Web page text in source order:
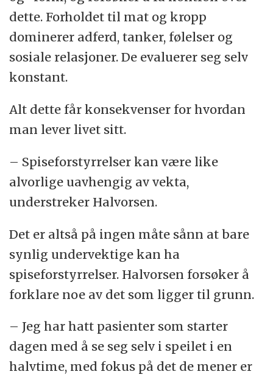
dette. Forholdet til mat og kropp
dominerer adferd, tanker, følelser og
sosiale relasjoner. De evaluerer seg selv
konstant.
Alt dette får konsekvenser for hvordan
man lever livet sitt.
– Spiseforstyrrelser kan være like
alvorlige uavhengig av vekta,
understreker Halvorsen.
Det er altså på ingen måte sånn at bare
synlig undervektige kan ha
spiseforstyrrelser. Halvorsen forsøker å
forklare noe av det som ligger til grunn.
– Jeg har hatt pasienter som starter
dagen med å se seg selv i speilet i en
halvtime, med fokus på det de mener er